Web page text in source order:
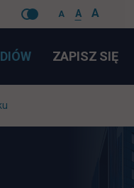
A A A
ZAPISZ SIĘ